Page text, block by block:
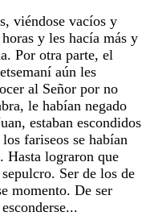
viéndose vacíos y
y les hacía más y
Por otra parte, el
aún les
al Señor por no
le habían negado
estaban escondidos
fariseos se habían
Hasta lograron que
Ser de los de
momento. De ser